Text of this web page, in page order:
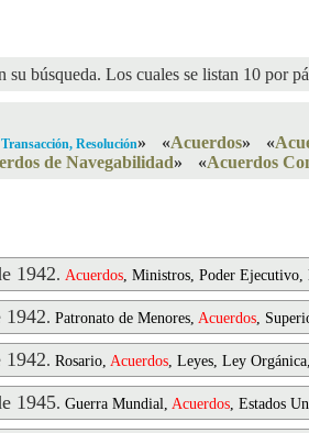
su búsqueda. Los cuales se listan 10 por
Resolución» «Acuerdos» «
de Navegabilidad» «Acuerdos
1942. Acuerdos, Ministros, Poder Ejecutivo,
. Patronato de Menores, Acuerdos,
. Rosario, Acuerdos, Leyes, Ley
1945. Guerra Mundial, Acuerdos, Estados